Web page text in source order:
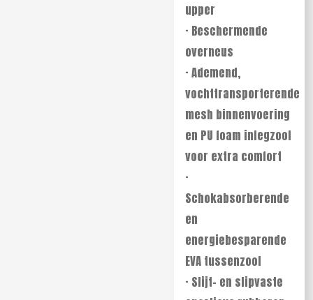
upper
· Beschermende
overneus
· Ademend,
vochttransporterende
mesh binnenvoering
en PU foam inlegzool
voor extra comfort
·
Schokabsorberende
en
energiebesparende
EVA tussenzool
· Slijt- en slipvaste